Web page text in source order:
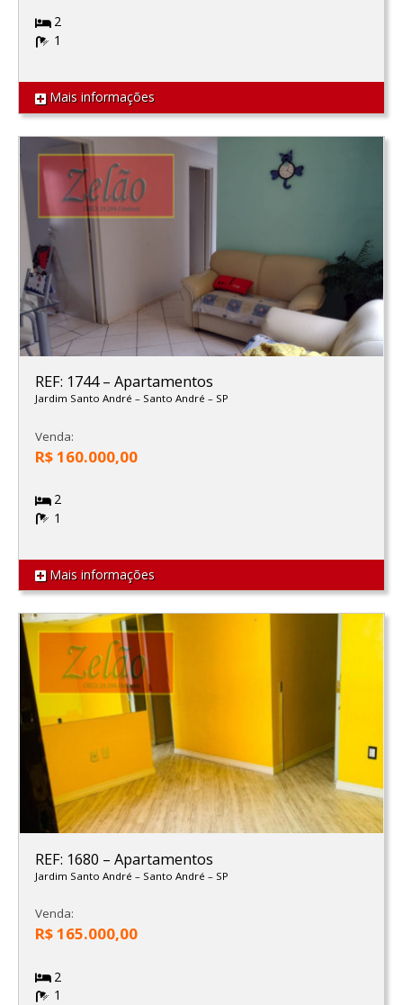
2
1
Mais informações
REF: 1744– Apartamentos
Jardim Santo André – Santo André – SP
Venda:
R$ 160.000,00
2
1
Mais informações
REF: 1680 – Apartamentos
Jardim Santo André – Santo André – SP
Venda:
R$ 165.000,00
2
1